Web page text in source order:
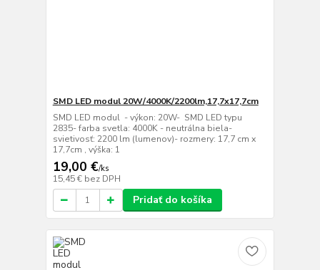
SMD LED modul 20W/4000K/2200lm,17,7x17,7cm
SMD LED modul - výkon: 20W- SMD LED typu
2835- farba svetla: 4000K - neutrálna biela-
svietivosť: 2200 lm (lumenov)- rozmery: 17,7 cm x
17,7cm , výška: 1
19,00 €/ks
15,45 € bez DPH
Pridať do košíka